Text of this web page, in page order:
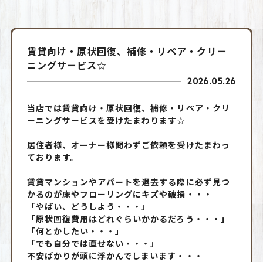
賃貸向け・原状回復、補修・リペア・クリー
ニングサービス☆
2026.05.26
当店では賃貸向け・原状回復、補修・リペア・クリ
ーニングサービスを受けたまわります☆
居住者様、オーナー様問わずご依頼を受けたまわっ
ております。
賃貸マンションやアパートを退去する際に必ず見つ
かるのが床やフローリングにキズや破損・・・
「やばい、どうしよう・・・」
「原状回復費用はどれぐらいかかるだろう・・・」
「何とかしたい・・・」
「でも自分では直せない・・・」
不安ばかりが頭に浮かんでしまいます・・・